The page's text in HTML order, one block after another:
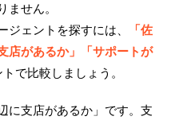
ません。
ェントを探すには、
「佐
店があるか」「サポートが
で比較しましょう。
に支店があるか」です。支